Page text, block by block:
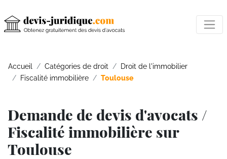
Accueil Catégories de droit
Droit de l'immobilier
Fiscalité immobilière
Toulouse
Demande de devis d'avocats /
Fiscalité immobilière sur
Toulouse